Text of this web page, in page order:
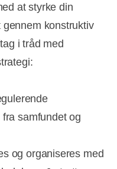
at styrke din
konstruktiv
i tråd med
samfundet og
og organiseres med